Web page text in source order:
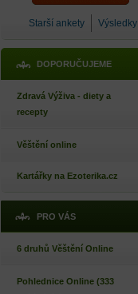
Starší ankety Výsledky
DOPORUČUJEME
Zdravá Výživa - diety a
recepty
Věštění online
Kartářky na Ezoterika.cz
PRO VÁS
6 druhů Věštění Online
Pohlednice Online (333